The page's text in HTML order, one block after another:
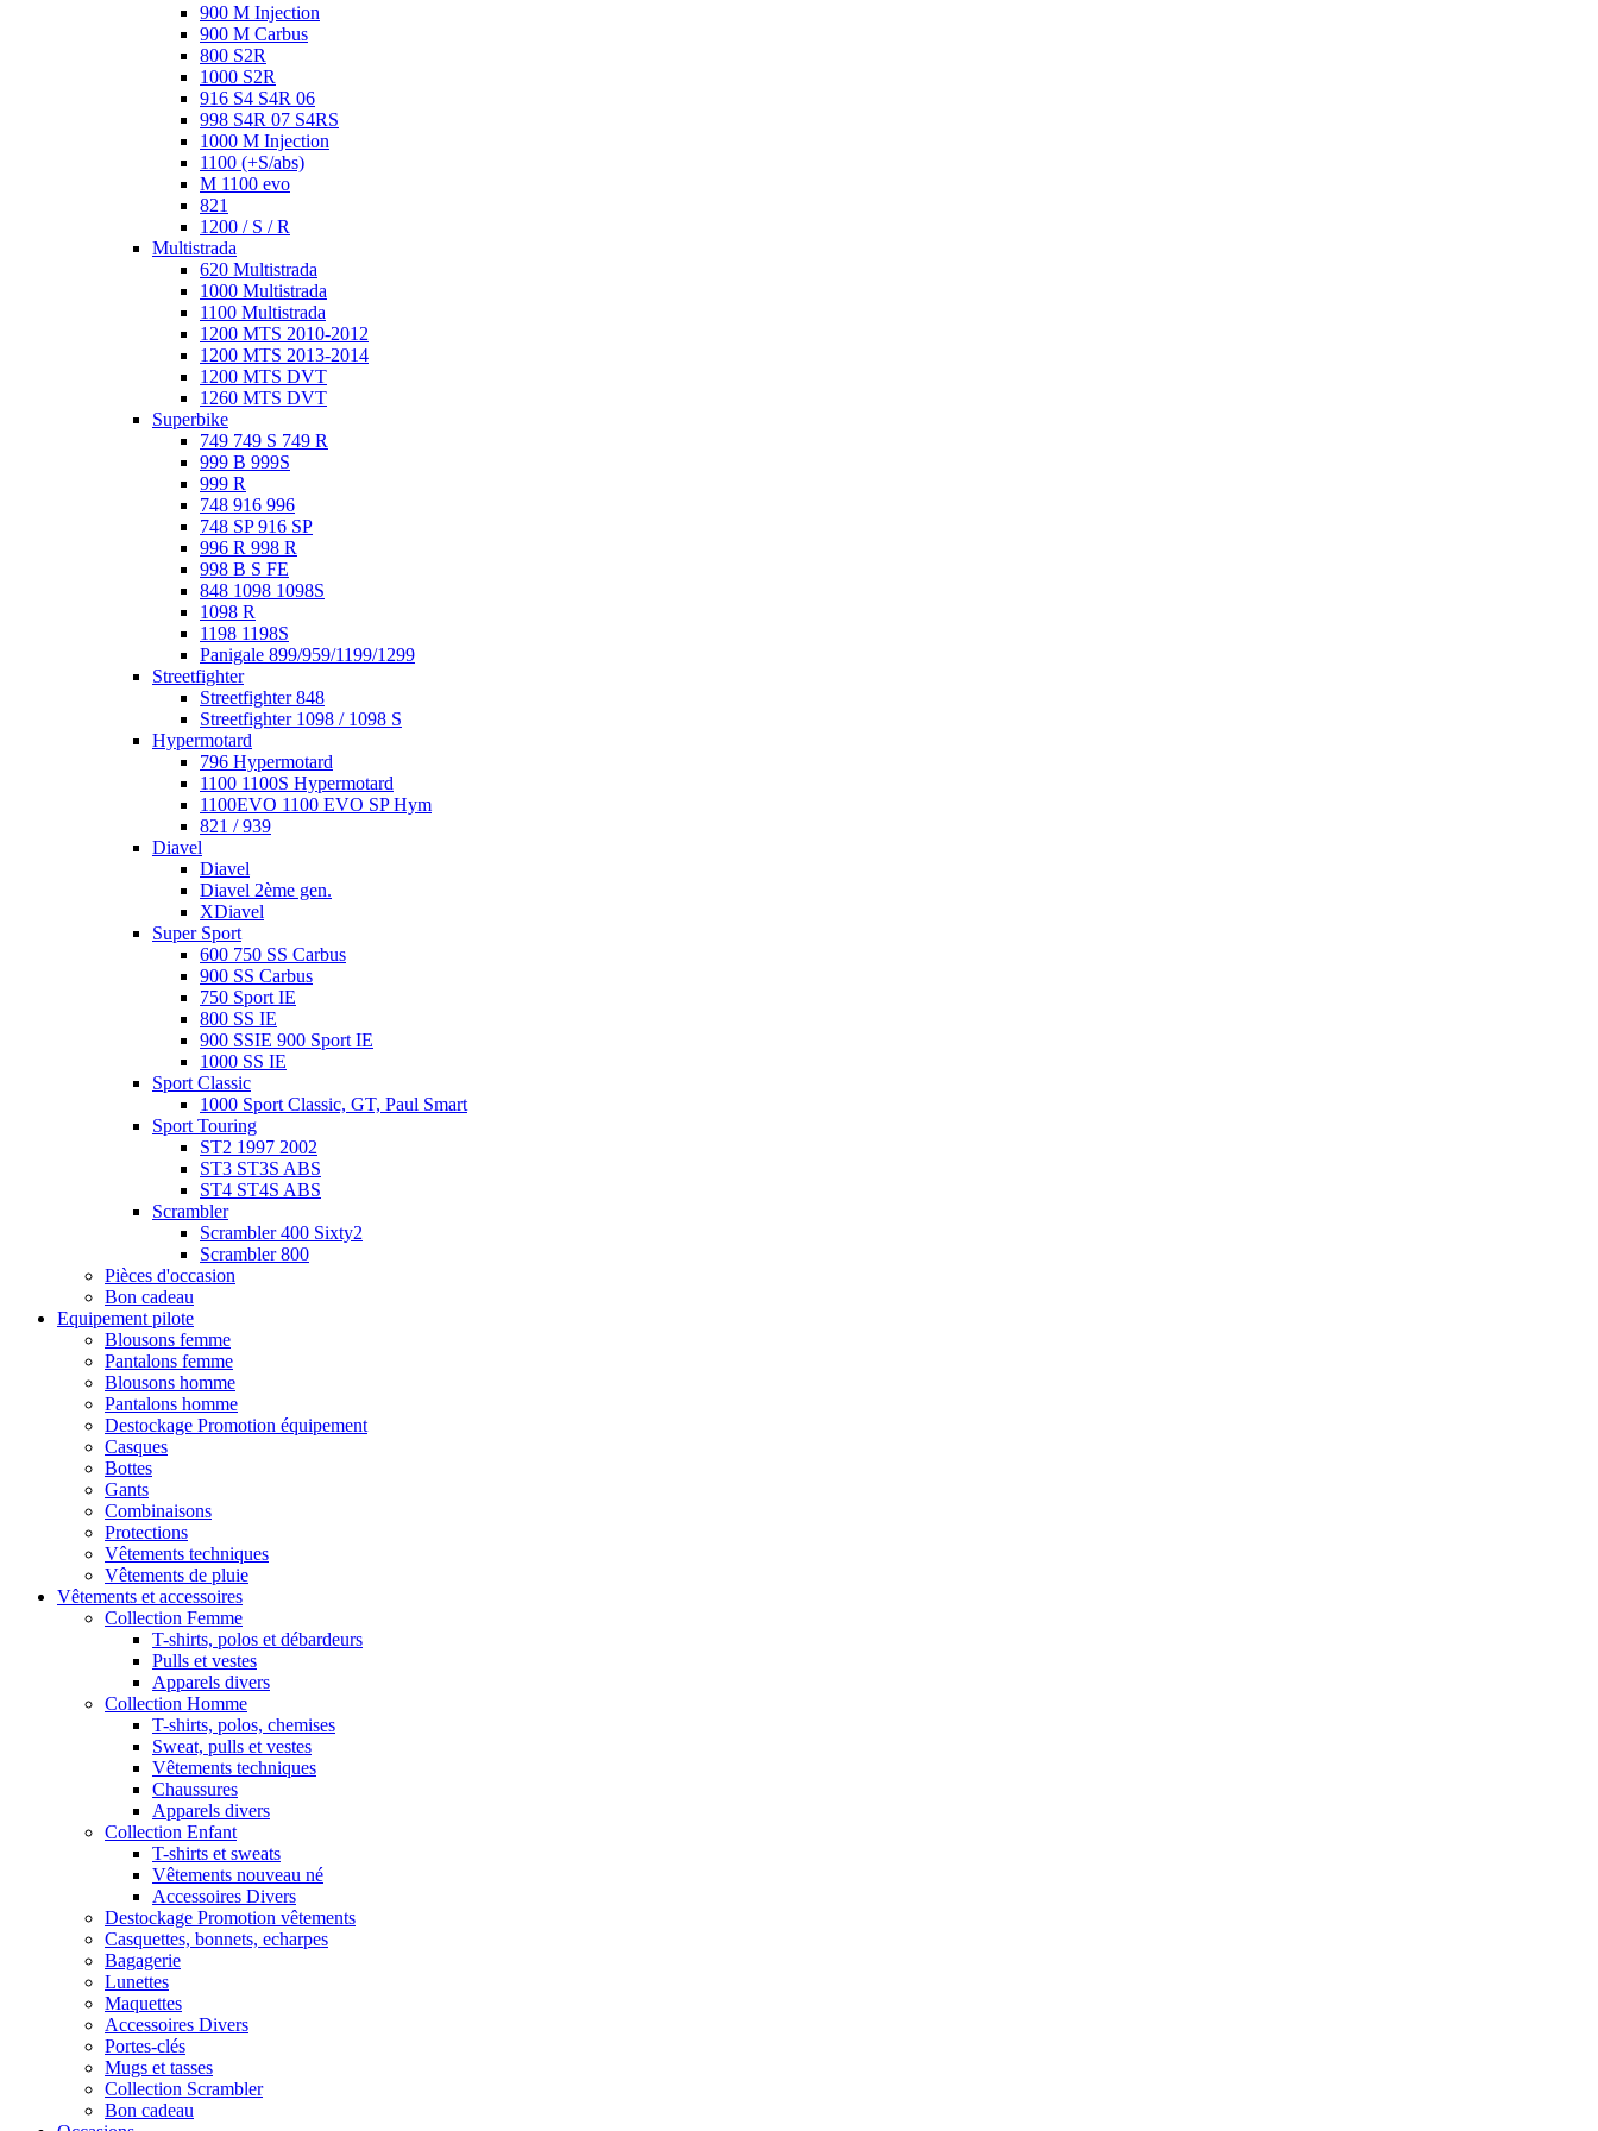
900 M Injection
900 M Carbus
800 S2R
1000 S2R
916 S4 S4R 06
998 S4R 07 S4RS
1000 M Injection
1100 (+S/abs)
M 1100 evo
821
1200 / S / R
Multistrada
620 Multistrada
1000 Multistrada
1100 Multistrada
1200 MTS 2010-2012
1200 MTS 2013-2014
1200 MTS DVT
1260 MTS DVT
Superbike
749 749 S 749 R
999 B 999S
999 R
748 916 996
748 SP 916 SP
996 R 998 R
998 B S FE
848 1098 1098S
1098 R
1198 1198S
Panigale 899/959/1199/1299
Streetfighter
Streetfighter 848
Streetfighter 1098 / 1098 S
Hypermotard
796 Hypermotard
1100 1100S Hypermotard
1100EVO 1100 EVO SP Hym
821 / 939
Diavel
Diavel
Diavel 2ème gen.
XDiavel
Super Sport
600 750 SS Carbus
900 SS Carbus
750 Sport IE
800 SS IE
900 SSIE 900 Sport IE
1000 SS IE
Sport Classic
1000 Sport Classic, GT, Paul Smart
Sport Touring
ST2 1997 2002
ST3 ST3S ABS
ST4 ST4S ABS
Scrambler
Scrambler 400 Sixty2
Scrambler 800
Pièces d'occasion
Bon cadeau
Equipement pilote
Blousons femme
Pantalons femme
Blousons homme
Pantalons homme
Destockage Promotion équipement
Casques
Bottes
Gants
Combinaisons
Protections
Vêtements techniques
Vêtements de pluie
Vêtements et accessoires
Collection Femme
T-shirts, polos et débardeurs
Pulls et vestes
Apparels divers
Collection Homme
T-shirts, polos, chemises
Sweat, pulls et vestes
Vêtements techniques
Chaussures
Apparels divers
Collection Enfant
T-shirts et sweats
Vêtements nouveau né
Accessoires Divers
Destockage Promotion vêtements
Casquettes, bonnets, echarpes
Bagagerie
Lunettes
Maquettes
Accessoires Divers
Portes-clés
Mugs et tasses
Collection Scrambler
Bon cadeau